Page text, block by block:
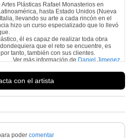
Plásticas Rafael Monasterios en
hasta Estado Unidos (Nueva
llevando su arte a cada rincón en el
hizo un curso especializado que lo llevó
él es capaz de realizar toda obra
que el reto se encuentre, es
tanto, también con sus clientes.
Ver más información de Daniel Jimenez
con el artista
poder comentar